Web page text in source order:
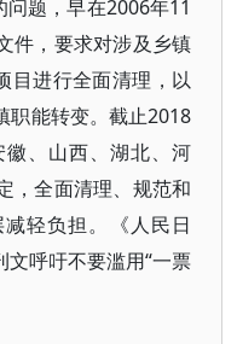
问题，早在2006年11
件，要求对涉及乡镇
目进行全面清理，以
职能转变。截止2018
、山西、湖北、河
，全面清理、规范和
轻负担。《人民日
呼吁不要滥用“一票